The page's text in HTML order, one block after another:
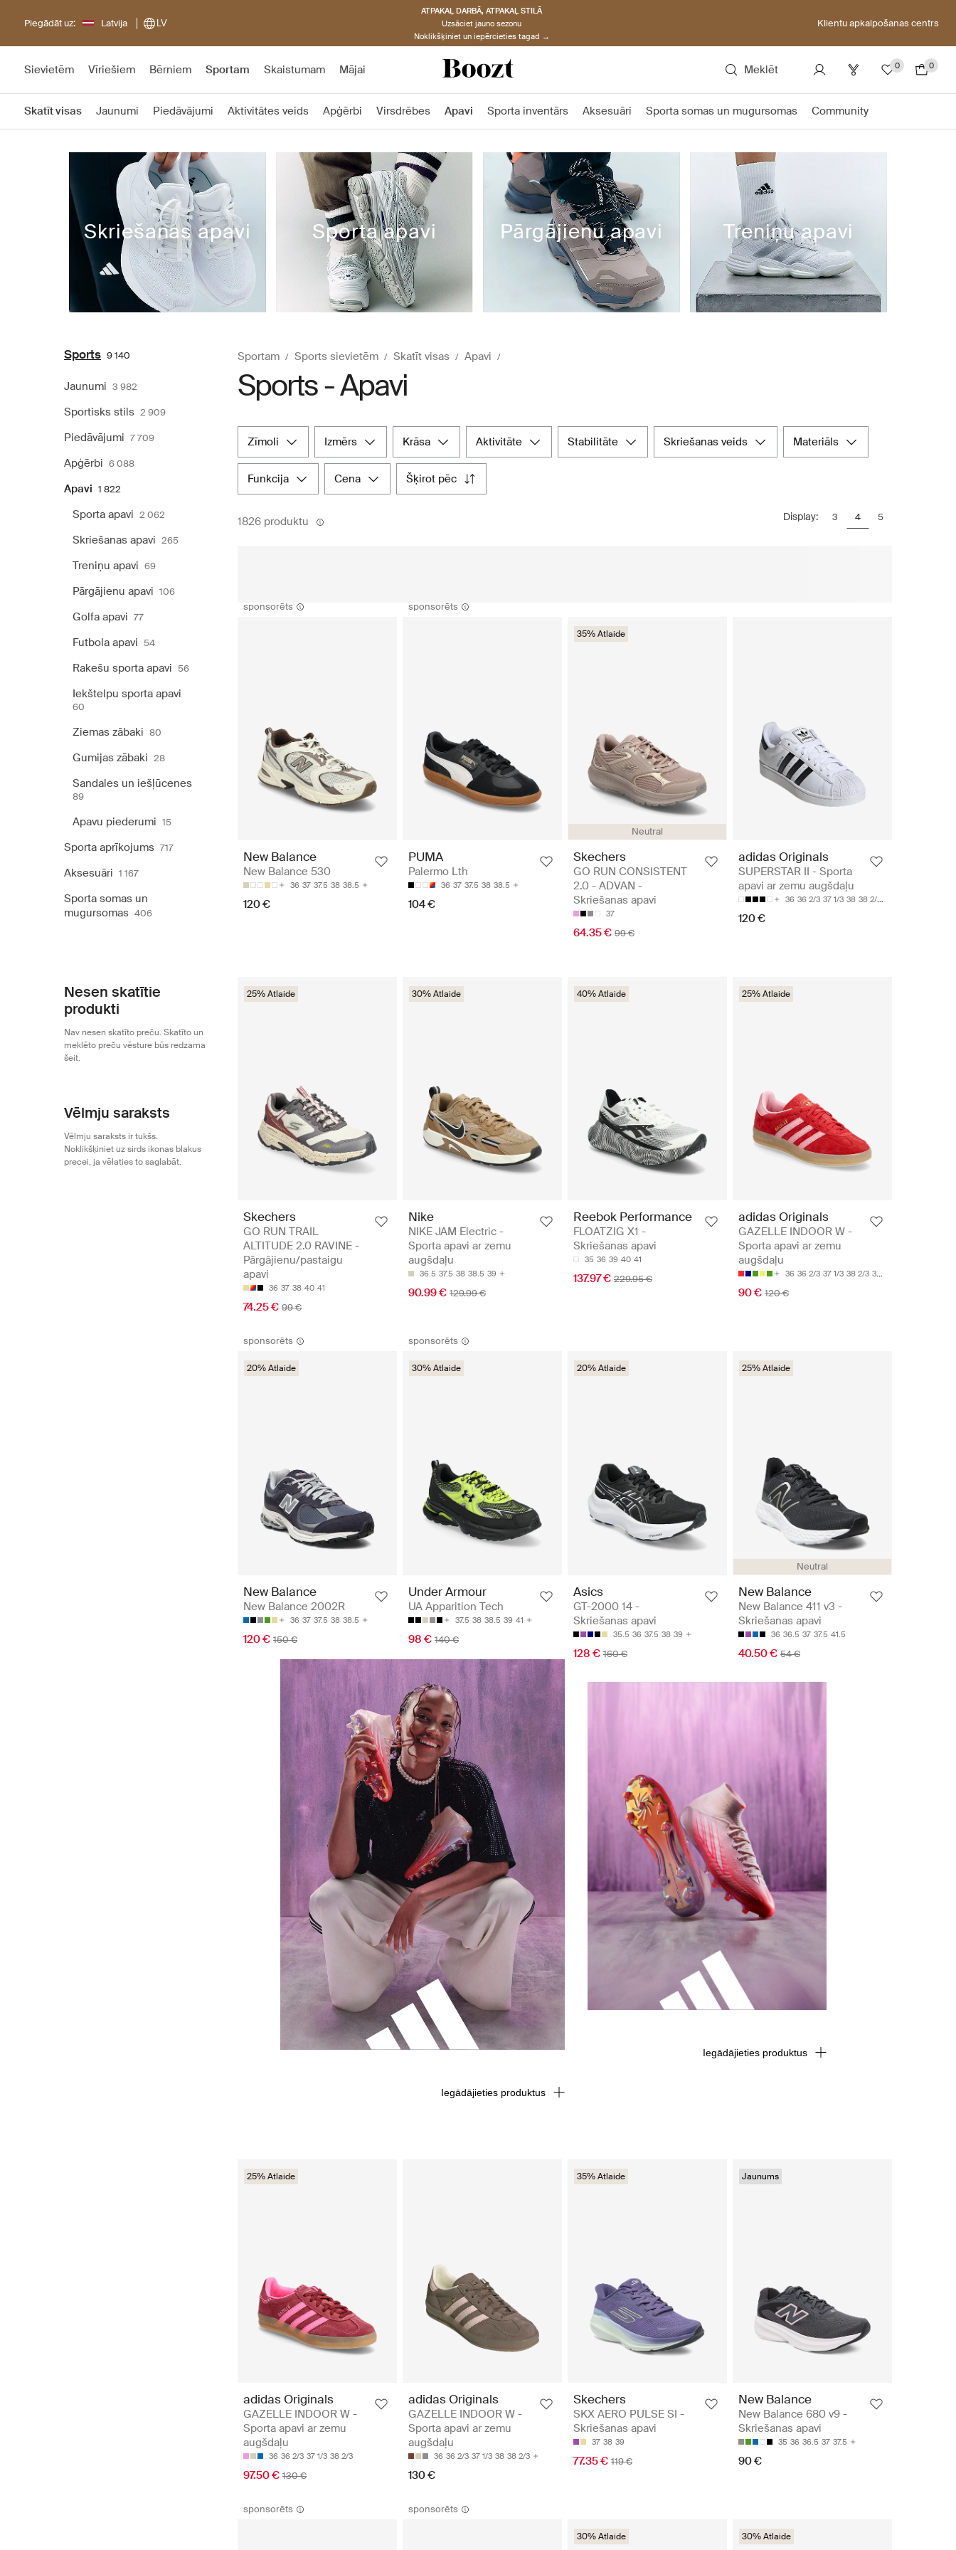
Piegādāt uz: Latvija LV
ATPAKAĻ DARBĀ, ATPAKAĻ STILĀ
Uzsāciet jauno sezonu
Noklikšķiniet un iepērcieties tagad →
Klientu apkalpošanas centrs
Sievietēm Vīriešiem Bērniem Sportam Skaistumam Mājai Meklēt 0 0
Skatīt visas Jaunumi Piedāvājumi Aktivitātes veids Apģērbi Virsdrēbes Apavi Sporta inventārs Aksesuāri Sporta somas un mugursomas Community
Skriešanas apavi Sporta apavi Pārgājienu apavi Treniņu apavi
Sports 9 140
Jaunumi 3 982
Sportisks stils 2 909
Piedāvājumi 7 709
Apģērbi 6 088
Apavi 1 822
Sporta apavi 2 062
Skriešanas apavi 265
Treniņu apavi 69
Pārgājienu apavi 106
Golfa apavi 77
Futbola apavi 54
Rakešu sporta apavi 56
Iekštelpu sporta apavi
60
Ziemas zābaki 80
Gumijas zābaki 28
Sandales un iešļūcenes
89
Apavu piederumi 15
Sporta aprīkojums 717
Aksesuāri 1 167
Sporta somas un
mugursomas 406
Nesen skatītie
produkti
Nav nesen skatīto preču. Skatīto un
meklēto preču vēsture būs redzama
šeit.
Vēlmju saraksts
Vēlmju saraksts ir tukšs.
Noklikšķiniet uz sirds ikonas blakus
precei, ja vēlaties to saglabāt.
Sportam Sports sievietēm Skatīt visas Apavi
Sports - Apavi
zīmoli izmērs krāsa aktivitāte stabilitāte skriešanas veids materiāls
funkcija cena šķirot pēc
1826 produktu Display: 3 4 5
sponsorēts
New Balance
New Balance 530
36 37 37.5 38 38.5
120 €
sponsorēts
PUMA
Palermo Lth
36 37 37.5 38 38.5
104 €
Neutral
35% Atlaide
Skechers
GO RUN CONSISTENT
2.0 - ADVAN -
Skriešanas apavi
37
64.35 € 99 €
adidas Originals
SUPERSTAR II - Sporta
apavi ar zemu augšdaļu
36 36 2/3 37 1/3 38 38 2/3
120 €
25% Atlaide
Skechers
GO RUN TRAIL
ALTITUDE 2.0 RAVINE -
Pārgājienu/pastaigu
apavi
36 37 38 40 41
74.25 € 99 €
30% Atlaide
Nike
NIKE JAM Electric -
Sporta apavi ar zemu
augšdaļu
36.5 37.5 38 38.5 39
90.99 € 129.99 €
40% Atlaide
Reebok Performance
FLOATZIG X1 -
Skriešanas apavi
35 36 39 40 41
137.97 € 229.95 €
25% Atlaide
adidas Originals
GAZELLE INDOOR W -
Sporta apavi ar zemu
augšdaļu
36 36 2/3 37 1/3 38 2/3 39 1/3
90 € 120 €
sponsorēts
20% Atlaide
New Balance
New Balance 2002R
36 37 37.5 38 38.5
120 € 150 €
sponsorēts
30% Atlaide
Under Armour
UA Apparition Tech
37.5 38 38.5 39 41
98 € 140 €
20% Atlaide
Asics
GT-2000 14 -
Skriešanas apavi
35.5 36 37.5 38 39
128 € 160 €
Neutral
25% Atlaide
New Balance
New Balance 411 v3 -
Skriešanas apavi
36 36.5 37 37.5 41.5
40.50 € 54 €
25% Atlaide
adidas Originals
GAZELLE INDOOR W -
Sporta apavi ar zemu
augšdaļu
36 36 2/3 37 1/3 38 2/3
97.50 € 130 €
adidas Originals
GAZELLE INDOOR W -
Sporta apavi ar zemu
augšdaļu
36 36 2/3 37 1/3 38 38 2/3
130 €
35% Atlaide
Skechers
SKX AERO PULSE SI -
Skriešanas apavi
37 38 39
77.35 € 119 €
Jaunums
New Balance
New Balance 680 v9 -
Skriešanas apavi
35 36 36.5 37 37.5
90 €
sponsorēts sponsorēts
30% Atlaide 30% Atlaide
Iegādājieties produktus
Iegādājieties produktus